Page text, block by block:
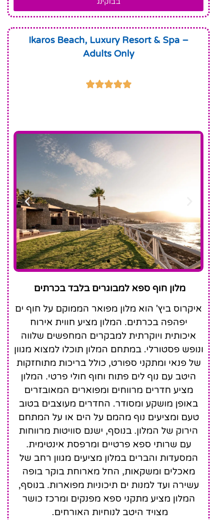
Ikaros Beach, Luxury Resort & Spa –
Adults Only





Ikaros Beach, Luxury
Only
מלון חוף ספא למבוגרים בלבד בכרתים
איקרוס ביץ' הוא מלון מפואר הממוקם על חוף ים
יפהפה בכרתים. המלון מציע חווית אירוח
איכותית ויוקרתית למבקרים המחפשים שלווה
ונופש פסטורלי. במתחם המלון תוכלו למצוא מגוון
של פנאי ומתקני ספורט, כולל בריכות מתוחזקות
היטב עם נוף לים פתוח וחוף חולי פרטי. המלון
מציע חדרים מרווחים ומפוארים המאובזרים
באופן מושקע ומסודר. החדרים מעוצבים בטוב
טעם ומציעים נוף מהמם על הים או על המתחם
הירוק של המלון. בנוסף, ישנם סוויטות מרווחות
עם שרותי ספא פרטיים ומרפסת אינטימית.
המסעדות והברים במלון מציעים מגוון רחב של
מאכלים ומשקאות, החל מארוחת בוקר בופה
עשירה ועד למנות ים תיכוניות מפוארות. בנוסף,
המלון מציע מתקני ספא מפנקים ומרכז כושר
מצויד היטב לנוחיות האורחים.